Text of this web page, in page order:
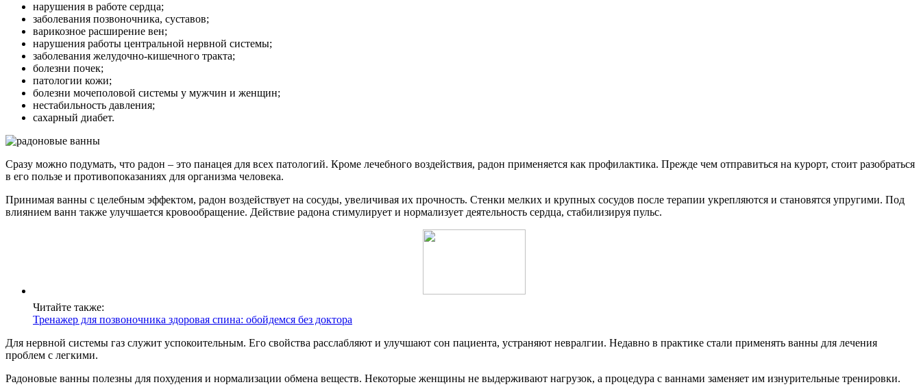
нарушения в работе сердца;
заболевания позвоночника, суставов;
варикозное расширение вен;
нарушения работы центральной нервной системы;
заболевания желудочно-кишечного тракта;
болезни почек;
патологии кожи;
болезни мочеполовой системы у мужчин и женщин;
нестабильность давления;
сахарный диабет.
Сразу можно подумать, что радон – это панацея для всех патологий. Кроме лечебного воздействия, радон применяется как профилактика. Прежде чем отправиться на курорт, стоит разобраться
в его пользе и противопоказаниях для организма человека.
Принимая ванны с целебным эффектом, радон воздействует на сосуды, увеличивая их прочность. Стенки мелких и крупных сосудов после терапии укрепляются и становятся упругими. Под
влиянием ванн также улучшается кровообращение. Действие радона стимулирует и нормализует деятельность сердца, стабилизируя пульс.
Читайте также:
Тренажер для позвоночника здоровая спина: обойдемся без доктора
Для нервной системы газ служит успокоительным. Его свойства расслабляют и улучшают сон пациента, устраняют невралгии. Недавно в практике стали применять ванны для лечения
проблем с легкими.
Радоновые ванны полезны для похудения и нормализации обмена веществ. Некоторые женщины не выдерживают нагрузок, а процедура с ваннами заменяет им изнурительные тренировки.